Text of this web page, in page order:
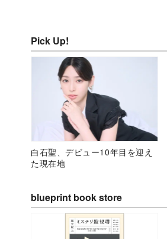
Pick Up!
白石聖、デビュー10年目を迎え
た現在地
blueprint book store